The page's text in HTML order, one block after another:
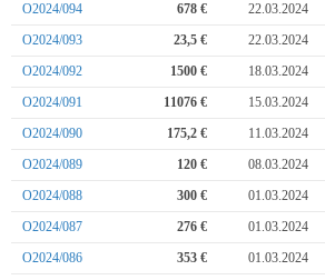
O2024/094
678 € 22.03.2024
O2024/093
23,5 € 22.03.2024
O2024/092
1500 € 18.03.2024
O2024/091
11076 € 15.03.2024
O2024/090
175,2 € 11.03.2024
O2024/089
120 € 08.03.2024
O2024/088
300 € 01.03.2024
O2024/087
276 € 01.03.2024
O2024/086
353 € 01.03.2024